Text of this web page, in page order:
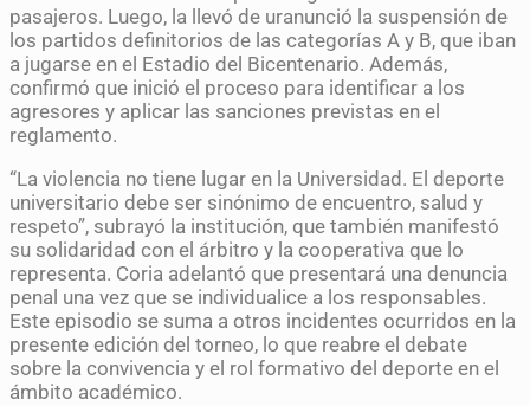
pasajeros. Luego, la llevó de uranunció la suspensión de
los partidos definitorios de las categorías A y B, que iban
a jugarse en el Estadio del Bicentenario. Además,
confirmó que inició el proceso para identificar a los
agresores y aplicar las sanciones previstas en el
reglamento.
“La violencia no tiene lugar en la Universidad. El deporte
universitario debe ser sinónimo de encuentro, salud y
respeto”, subrayó la institución, que también manifestó
su solidaridad con el árbitro y la cooperativa que lo
representa. Coria adelantó que presentará una denuncia
penal una vez que se individualice a los responsables.
Este episodio se suma a otros incidentes ocurridos en la
presente edición del torneo, lo que reabre el debate
sobre la convivencia y el rol formativo del deporte en el
ámbito académico.